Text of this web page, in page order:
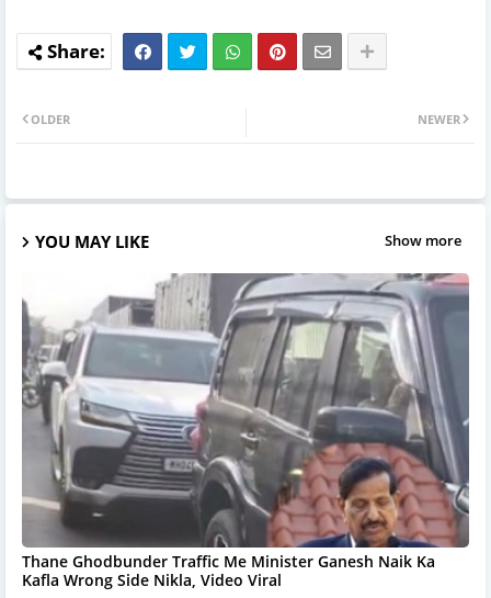
NEWER
OLDER
YOU MAY LIKE Show more
Thane Ghodbunder Traffic Me Minister Ganesh Naik Ka
Kafla Wrong Side Nikla, Video Viral